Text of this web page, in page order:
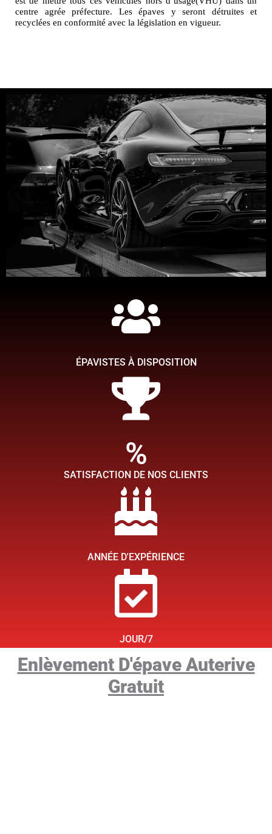
centre agrée préfecture. Les épaves y seront détruites et
recyclées en conformité avec la législation en vigueur.
Simplifiez-vous la tache
Chez TMB épaviste, ce qui compte pour nous c'est de faire en
voiture épave soit aussi simple que possible afin que vous
ÉPAVISTES À DISPOSITION
SATISFACTION DE NOS CLIENTS
%
ANNÉE D'EXPÉRIENCE
JOUR/7
Enlèvement D'épave Auterive
Gratuit